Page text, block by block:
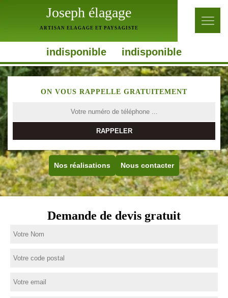
Joseph élagage
ARTISAN ELAGAGE ET PAYSAGISTE
indisponible indisponible
ON VOUS RAPPELLE GRATUITEMENT
Nos réalisations Nous contacter
Demande de devis gratuit